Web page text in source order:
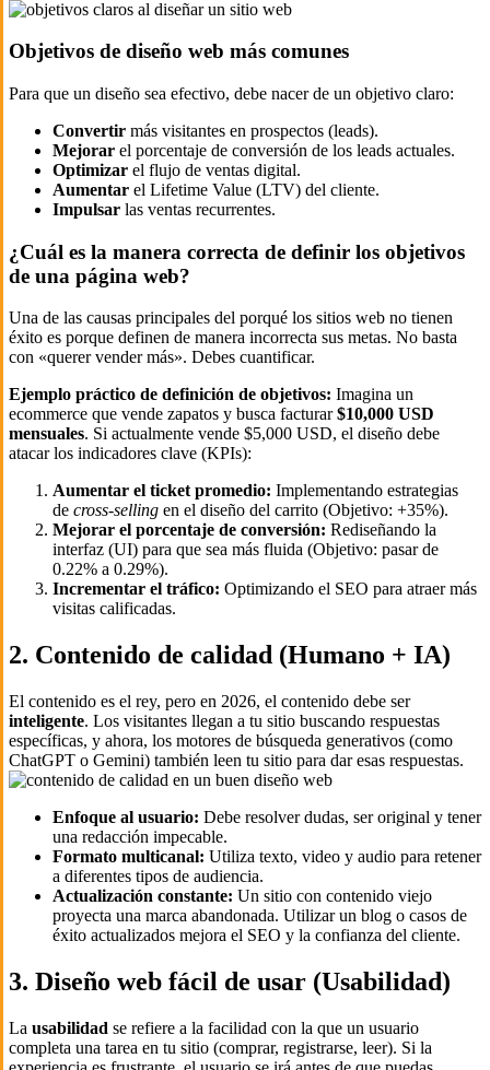
Objetivos de diseño web más comunes
Para que un diseño sea efectivo, debe nacer de un objetivo claro:
Convertir más visitantes en prospectos (leads).
Mejorar el porcentaje de conversión de los leads actuales.
Optimizar el flujo de ventas digital.
Aumentar el Lifetime Value (LTV) del cliente.
Impulsar las ventas recurrentes.
¿Cuál es la manera correcta de definir los objetivos
de una página web?
Una de las causas principales del porqué los sitios web no tienen
éxito es porque definen de manera incorrecta sus metas. No basta
con «querer vender más». Debes cuantificar.
Ejemplo práctico de definición de objetivos: Imagina un
ecommerce que vende zapatos y busca facturar$10,000 USD
mensuales. Si actualmente vende $5,000 USD, el diseño debe
atacar los indicadores clave (KPIs):
Aumentar el ticket promedio: Implementando estrategias
de cross-selling en el diseño del carrito (Objetivo: +35%).
Mejorar el porcentaje de conversión: Rediseñando la
interfaz (UI) para que sea más fluida (Objetivo: pasar de
0.22% a 0.29%).
Incrementar el tráfico: Optimizando el SEO para atraer más
visitas calificadas.
2. Contenido de calidad (Humano + IA)
El contenido es el rey, pero en 2026, el contenido debe ser
inteligente. Los visitantes llegan a tu sitio buscando respuestas
específicas, y ahora, los motores de búsqueda generativos (como
ChatGPT o Gemini) también leen tu sitio para dar esas respuestas.
Enfoque al usuario: Debe resolver dudas, ser original y tener
una redacción impecable.
Formato multicanal: Utiliza texto, video y audio para retener
a diferentes tipos de audiencia.
Actualización constante: Un sitio con contenido viejo
proyecta una marca abandonada. Utilizar un blog o casos de
éxito actualizados mejora el SEO y la confianza del cliente.
3. Diseño web fácil de usar (Usabilidad)
La usabilidad se refiere a la facilidad con la que un usuario
completa una tarea en tu sitio (comprar, registrarse, leer). Si la